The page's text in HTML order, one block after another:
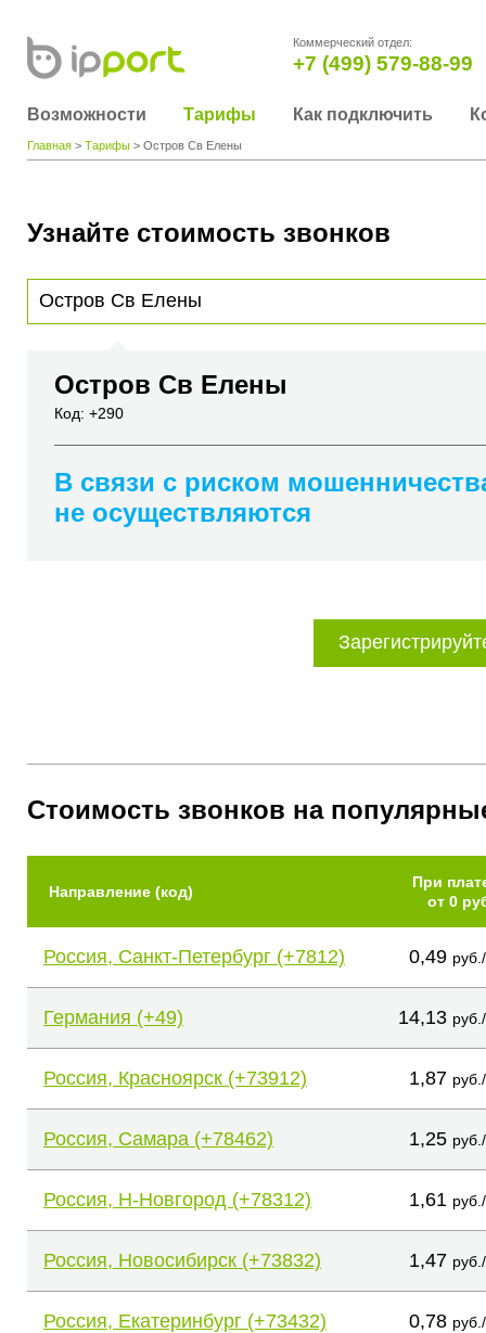
Коммерческий отдел:
+7 (499) 579-88-99
Возможности Тарифы Как подключить
Главная > Тарифы > Остров Св Елены
Узнайте стоимость звонков
Остров Св Елены
Код: +290
В связи с риском
не осуществляются
Стоимость звонков на
Направление (код)
При
от 0
Россия, Санкт-Петербург (+7812) 0,49
Германия (+49) 14,13
Россия, Красноярск (+73912) 1,87
Россия, Самара (+78462) 1,25
Россия, Н-Новгород (+78312) 1,61
Россия, Новосибирск (+73832) 1,47
Россия, Екатеринбург (+73432) 0,78